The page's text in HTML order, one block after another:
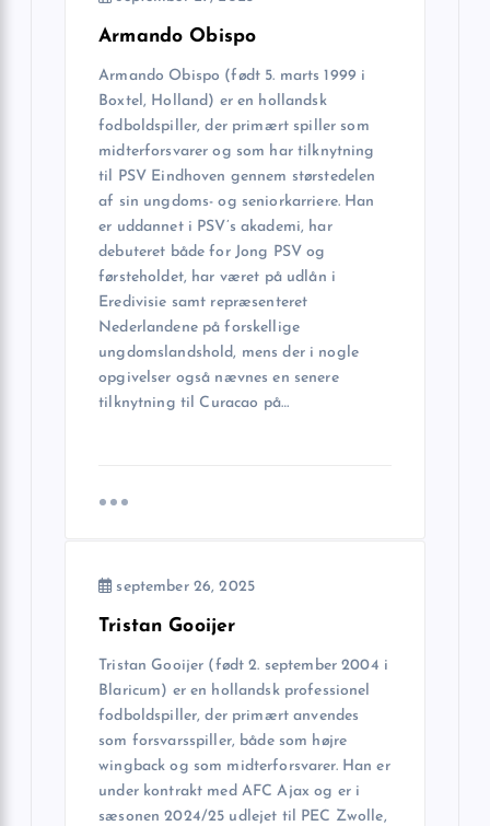
Armando Obispo
Armando Obispo (født 5. marts 1999 i
Boxtel, Holland) er en hollandsk
fodboldspiller, der primært spiller som
midterforsvarer og som har tilknytning
til PSV Eindhoven gennem størstedelen
af sin ungdoms- og seniorkarriere. Han
er uddannet i PSV’s akademi, har
debuteret både for Jong PSV og
førsteholdet, har været på udlån i
Eredivisie samt repræsenteret
Nederlandene på forskellige
ungdomslandshold, mens der i nogle
opgivelser også nævnes en senere
tilknytning til Curacao på…
september 26, 2025
Tristan Gooijer
Tristan Gooijer (født 2. september 2004 i
Blaricum) er en hollandsk professionel
fodboldspiller, der primært anvendes
som forsvarsspiller, både som højre
wingback og som midterforsvarer. Han er
under kontrakt med AFC Ajax og er i
sæsonen 2024/25 udlejet til PEC Zwolle,